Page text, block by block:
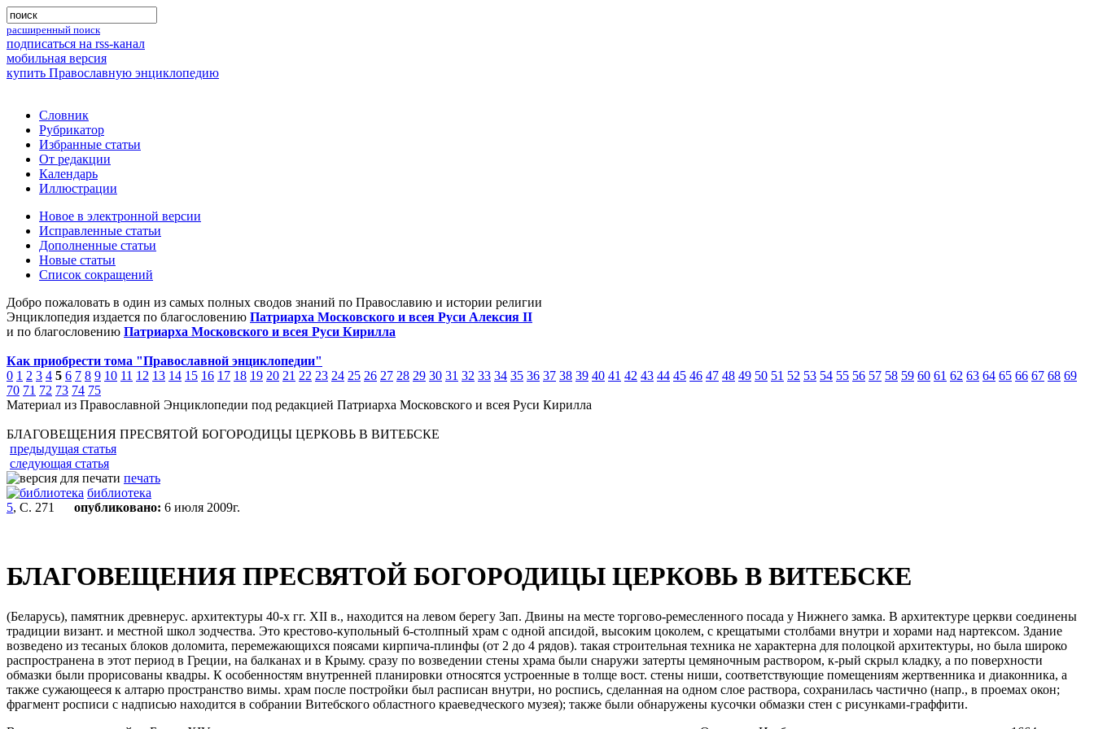
расширенный поиск
подписаться на rss-канал
мобильная версия
купить Православную энциклопедию
Словник
Рубрикатор
Избранные статьи
От редакции
Календарь
Иллюстрации
Новое в электронной версии
Исправленные статьи
Дополненные статьи
Новые статьи
Список сокращений
Добро пожаловать в один из самых полных сводов знаний по Православию и истории религии
Энциклопедия издается по благословению Патриарха Московского и всея Руси Алексия II
и по благословению Патриарха Московского и всея Руси Кирилла
Как приобрести тома "Православной энциклопедии"
0 1 2 3 4 5 6 7 8 9 10 11 12 13 14 15 16 17 18 19 20 21 22 23 24 25 26 27 28 29 30 31 32 33 34 35 36 37 38 39 40 41 42 43 44 45 46 47 48 49 50 51 52 53 54 55 56 57 58 59 60 61 62 63 64 65 66 67 68 69
70 71 72 73 74 75
Материал из Православной Энциклопедии под редакцией Патриарха Московского и всея Руси Кирилла
БЛАГОВЕЩЕНИЯ ПРЕСВЯТОЙ БОГОРОДИЦЫ ЦЕРКОВЬ В ВИТЕБСКЕ
предыдущая статья
следующая статья
печать
библиотека
5, С. 271 опубликовано: 6 июля 2009г.
БЛАГОВЕЩЕНИЯ ПРЕСВЯТОЙ БОГОРОДИЦЫ ЦЕРКОВЬ В ВИТЕБСКЕ
(Беларусь), памятник древнерус. архитектуры 40-х гг. XII в., находится на левом берегу Зап. Двины на месте торгово-ремесленного посада у Нижнего замка. В архитектуре церкви соединены
традиции визант. и местной школ зодчества. Это крестово-купольный 6-столпный храм с одной апсидой, высоким цоколем, с крещатыми столбами внутри и хорами над нартексом. Здание
возведено из тесаных блоков доломита, перемежающихся поясами кирпича-плинфы (от 2 до 4 рядов). такая строительная техника не характерна для полоцкой архитектуры, но была широко
распространена в этот период в Греции, на балканах и в Крыму. сразу по возведении стены храма были снаружи затерты цемяночным раствором, к-рый скрыл кладку, а по поверхности
обмазки были прорисованы квадры. К особенностям внутренней планировки относятся устроенные в толще вост. стены ниши, соответствующие помещениям жертвенника и диаконника, а
также сужающееся к алтарю пространство вимы. храм после постройки был расписан внутри, но роспись, сделанная на одном слое раствора, сохранилась частично (напр., в проемах окон;
фрагмент росписи с надписью находится в собрании Витебского областного краеведческого музея); также были обнаружены кусочки обмазки стен с рисунками-граффити.